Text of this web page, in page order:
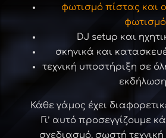
φωτισμό πίστας και
φωτισμό
DJ setup και
σκηνικά και
τεχνική υποστήριξη σε
Κάθε γάμος έχει
Γι’ αυτό προσεγγίζουμε
σχεδιασμό, σωστή